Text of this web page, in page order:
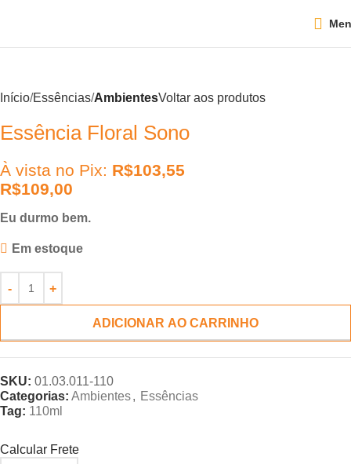
Início Essências AmbientesVoltar aos produtos
Essência Floral Sono
À vista no Pix: R$103,55
R$109,00
Eu durmo bem.
Em estoque
ADICIONAR AO CARRINHO
SKU: 01.03.011-110
Categorias: Ambientes, Essências
Tag: 110ml
Calcular Frete